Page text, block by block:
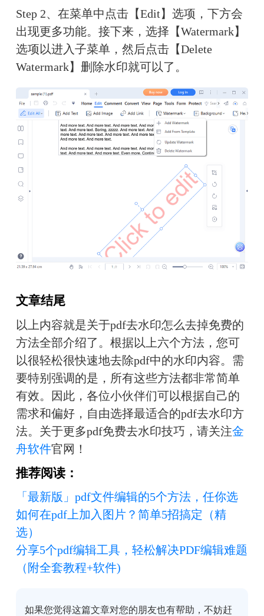
Step 2、在菜单中点击【Edit】选项，下方会
出现更多功能。接下来，选择【Watermark】
选项以进入子菜单，然后点击【Delete
Watermark】删除水印就可以了。
文章结尾
以上内容就是关于pdf去水印怎么去掉免费的
方法全部介绍了。根据以上六个方法，您可
以很轻松很快速地去除pdf中的水印内容。需
要特别强调的是，所有这些方法都非常简单
有效。因此，各位小伙伴们可以根据自己的
需求和偏好，自由选择最适合的pdf去水印方
法。关于更多pdf免费去水印技巧，请关注金
舟软件官网！
推荐阅读：
「最新版」pdf文件编辑的5个方法，任你选
如何在pdf上加入图片？简单5招搞定（精
选）
分享5个pdf编辑工具，轻松解决PDF编辑难题
（附全套教程+软件)
如果您觉得这篇文章对您的朋友也有帮助，不妨赶